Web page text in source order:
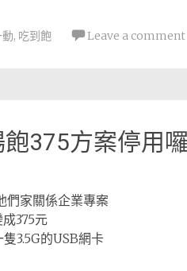
, 吃到飽 Leave a comment
375方案停用囉
們家關係企業專案
375元
3.5G的USB網卡